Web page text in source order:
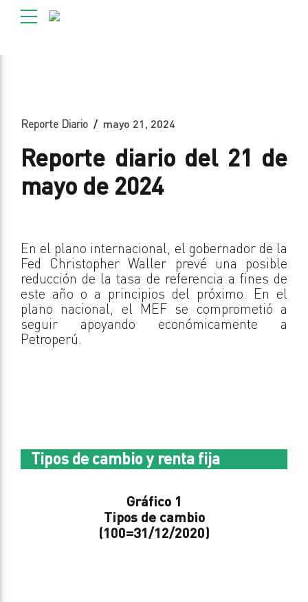
Reporte Diario mayo 21, 2024
Reporte diario del 21 de
mayo de 2024
En el plano internacional, el gobernador de la
Fed Christopher Waller prevé una posible
reducción de la tasa de referencia a fines de
este año o a principios del próximo. En el
plano nacional, el MEF se comprometió a
seguir apoyando económicamente a
Petroperú.
Tipos de cambio y renta fija
Gráfico 1
Tipos de cambio
(100=31/12/2020)